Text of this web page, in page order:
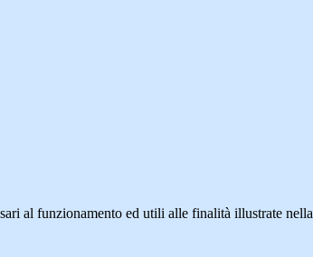
al funzionamento ed utili alle finalità illustrate nella